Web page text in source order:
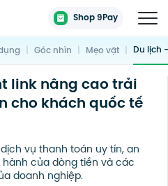
Shop 9Pay
| Góc nhìn | Mẹo vặt | Du lịch
link nâng cao trải
cho khách quốc tế
vụ thanh toán uy tín, an
của dòng tiền và các
doanh nghiệp.